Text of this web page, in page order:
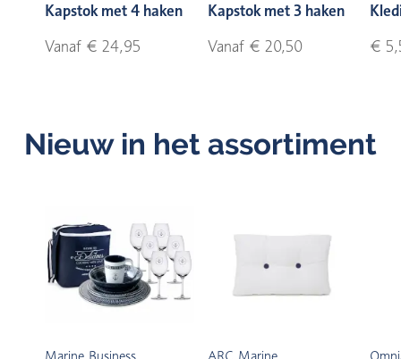
Kapstok met 4 haken
Vanaf € 24,95
Kapstok met 3 haken
Vanaf € 20,50
€
Nieuw in het assortiment